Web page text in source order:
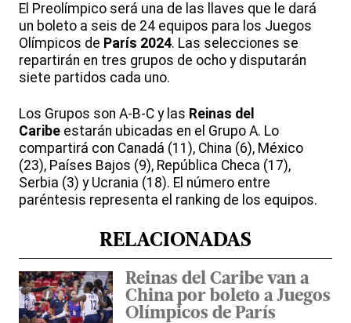
El Preolímpico será una de las llaves que le dará
un boleto a seis de 24 equipos para los Juegos
Olímpicos de París 2024. Las selecciones se
repartirán en tres grupos de ocho y disputarán
siete partidos cada uno.
Los Grupos son A-B-C y las Reinas del
Caribe estarán ubicadas en el Grupo A. Lo
compartirá con Canadá (11), China (6), México
(23), Países Bajos (9), República Checa (17),
Serbia (3) y Ucrania (18). El número entre
paréntesis representa el ranking de los equipos.
RELACIONADAS
Reinas del Caribe van a
China por boleto a Juegos
Olímpicos de París